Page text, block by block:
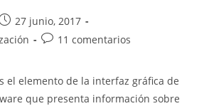
27 junio, 2017
Comentarios
entrada:
11 comentarios
el elemento de la interfaz gráfica de
que presenta información sobre